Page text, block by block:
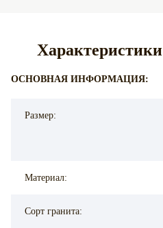
Характеристики
ОСНОВНАЯ ИНФОРМАЦИЯ:
Размер:
Материал:
Сорт гранита: